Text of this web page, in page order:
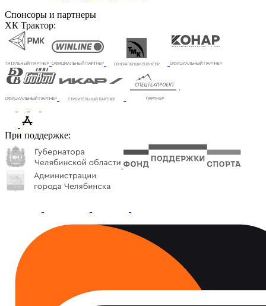
Спонсоры и партнеры
ХК Трактор:
При поддержке: